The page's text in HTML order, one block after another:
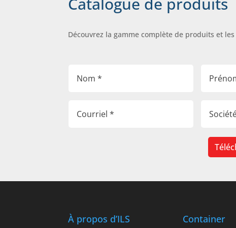
Découvrez la gamme complète de produits et
À propos d’ILS Container